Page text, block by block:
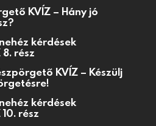
KVÍZ – Hány jó
kérdések
8. rész
KVÍZ – Készülj
kérdések
rész